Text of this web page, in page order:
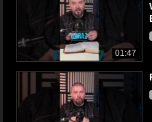
01:47